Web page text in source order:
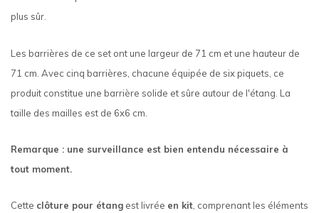
plus sûr.
Les barrières de ce set ont une largeur de 71 cm et une hauteur de
71 cm. Avec cinq barrières, chacune équipée de six piquets, ce
produit constitue une barrière solide et sûre autour de l'étang. La
taille des mailles est de 6x6 cm.
Remarque : une surveillance est bien entendu nécessaire à
tout moment.
Cette clôture pour étang est livrée en kit, comprenant les éléments